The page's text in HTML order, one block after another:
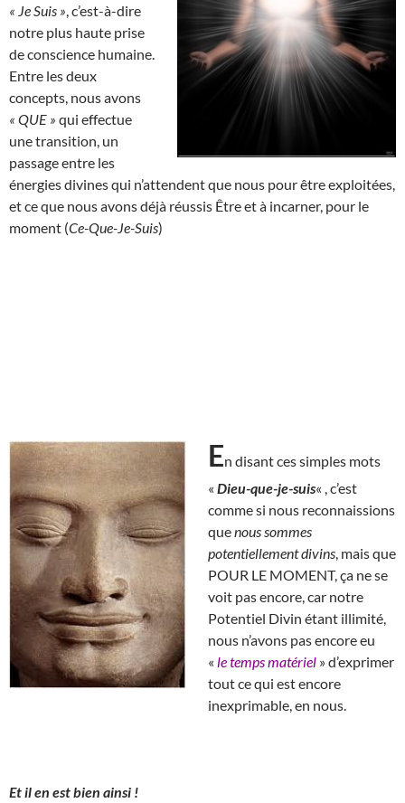
« Je Suis » , c’est-à-dire
notre plus haute prise
de conscience humaine.
Entre les deux
concepts, nous avons
« QUE » qui effectue
une transition, un
passage entre les
énergies divines qui n’attendent que nous pour être exploitées,
et ce que nous avons déjà réussis Être et à incarner, pour le
moment (Ce-Que-Je-Suis)
En disant ces simples mots
« Dieu-que-je-suis« , c’est
comme si nous reconnaissions
quenous sommes
potentiellement divins , mais que
POUR LE MOMENT, ça ne se
voit pas encore, car notre
Potentiel Divin étant illimité,
nous n’avons pas encore eu
« le temps matériel » d’exprimer
tout ce qui est encore
inexprimable, en nous.
Et il en est bien ainsi !